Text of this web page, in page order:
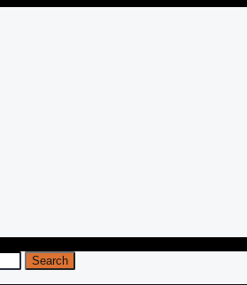
Search